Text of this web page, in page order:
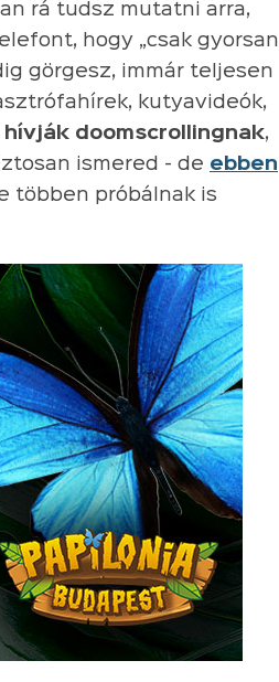
rá tudsz mutatni arra,
hogy „csak gyorsan
görgesz, immár teljesen
kutyavideók,
hívják doomscrollingnak,
ismered - de ebben
többen próbálnak is